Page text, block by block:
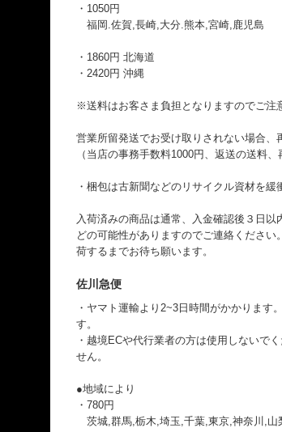
・1050円
福岡.佐賀,長崎,大分.熊本,宮崎,鹿児島
・1860円 北海道
・2420円 沖縄
※送料はお客さま負担となりますのでご注
営業所留発送でお受け取りされない場合、
（当店の事務手数料1000円、返送の送料
・梱包は古新聞などのリサイクル資材を緩
入荷済みの商品は通常、入金確認後３日
どの可能性がありますのでご連絡くださ
荷するまでお待ち願います。
佐川急便
・ヤマト運輸より2~3日時間がかかりま
す。
・越境ECや代行業者の方は使用しないで
せん。
●地域により
・780円
茨城,群馬,栃木,埼玉,千葉,東京,神奈川,山